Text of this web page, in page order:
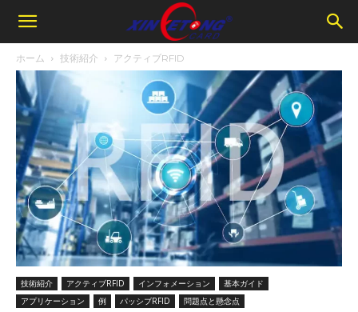
ホーム 技術紹介 アクティブRFID
技術紹介 アクティブRFID インフォメーション
基本ガイド
アプリケーション
例 パッシブRFID 問題点と懸念点